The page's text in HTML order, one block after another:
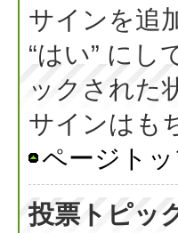
サインを追
“はい” にし
ックされた
サインはも
ページト
投票トピッ